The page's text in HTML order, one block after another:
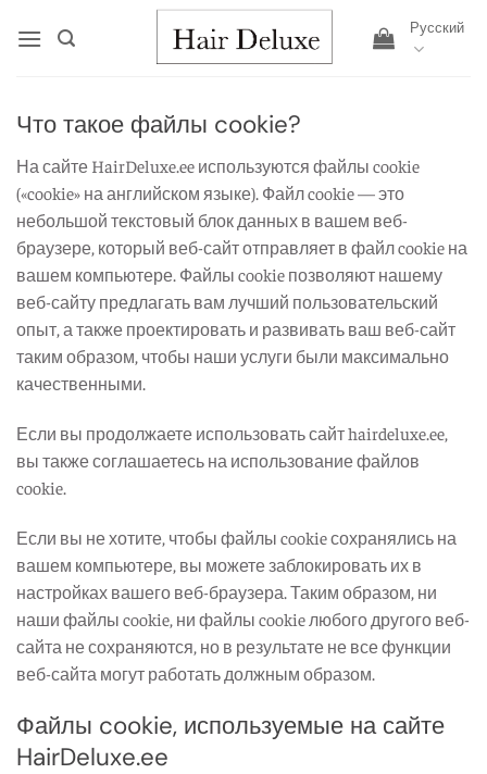
Русский
Что такое файлы cookie?
На сайте HairDeluxe.ee используются файлы cookie
(«cookie» на английском языке). Файл cookie — это
небольшой текстовый блок данных в вашем веб-
браузере, который веб-сайт отправляет в файл cookie на
вашем компьютере. Файлы cookie позволяют нашему
веб-сайту предлагать вам лучший пользовательский
опыт, а также проектировать и развивать ваш веб-сайт
таким образом, чтобы наши услуги были максимально
качественными.
Если вы продолжаете использовать сайт hairdeluxe.ee,
вы также соглашаетесь на использование файлов
cookie.
Если вы не хотите, чтобы файлы cookie сохранялись на
вашем компьютере, вы можете заблокировать их в
настройках вашего веб-браузера. Таким образом, ни
наши файлы cookie, ни файлы cookie любого другого веб-
сайта не сохраняются, но в результате не все функции
веб-сайта могут работать должным образом.
Файлы cookie, используемые на сайте
HairDeluxe.ee